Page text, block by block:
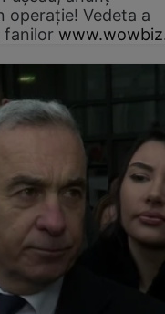
operație! Vedeta a
fanilor